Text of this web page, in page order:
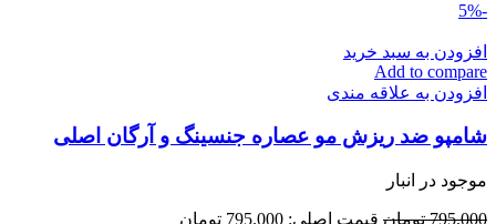
-5%
افزودن به سبد خرید
Add to compare
افزودن به علاقه مندی
شامپو ضد ریزش مو عصاره جنسینگ و آرگان اصلی
موجود در انبار
795.000 تومان
قیمت اصلی: 795.000 تومان